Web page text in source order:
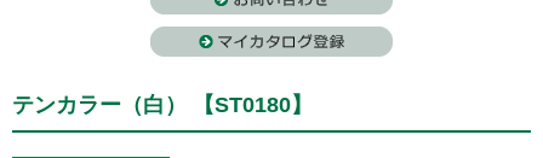
テンカラー（白） 【ST0180】